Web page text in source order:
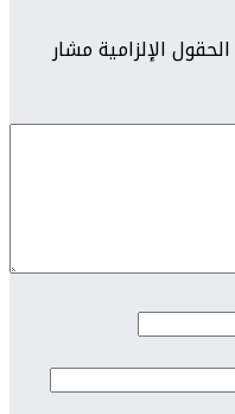
الحقول الإلزامية مشار